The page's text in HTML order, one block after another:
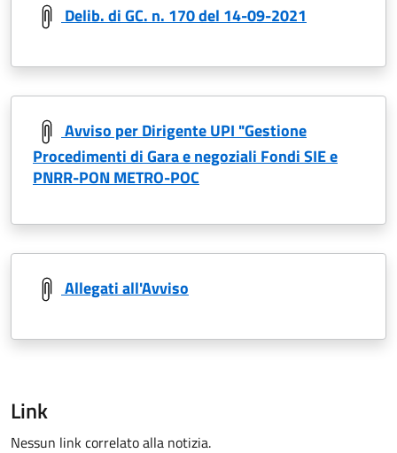
Delib. di GC. n. 170 del 14-09-2021
Avviso per Dirigente UPI "Gestione
Procedimenti di Gara e negoziali Fondi SIE e
PNRR-PON METRO-POC
Allegati all'Avviso
Link
Nessun link correlato alla notizia.